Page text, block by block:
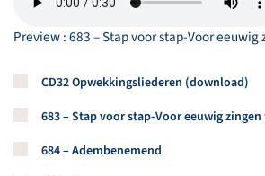
Preview : 683 – Stap voor stap-Voor eeuwig
Koop een stuk van dit artikel
CD32 Opwekkingsliederen (download)
Koop een stuk van dit artikel
683 – Stap voor stap-Voor eeuwig
Koop een stuk van dit artikel
684 – Adembenemend